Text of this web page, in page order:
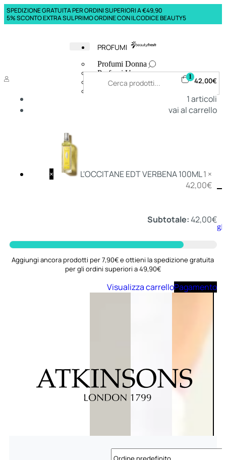
SPEDIZIONE GRATUITA PER ORDINI SUPERIORI A €49,90
5% SCONTO EXTRA SUL PRIMO ORDINE CON IL CODICE BEAUTY5
PROFUMI
Profumi Donna
Profumi Uomo
Deodoranti Donna
Deo
Aggiungi
1 42,00€
1articoli
vai al carrello
× L'OCCITANE EDT VERBENA 100ML1 ×
42,00€
Subtotale:42,00€
Aggiungi ancora prodotti per 7,90€ e ottieni la spedizione gratuita
per gli ordini superiori a 49,90€
Visualizza carrelloPagamento